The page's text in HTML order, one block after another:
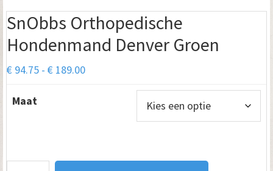
SnObbs Orthopedische
Hondenmand Denver Groen
€ 94.75 - € 189.00Prijsklasse:
Maat